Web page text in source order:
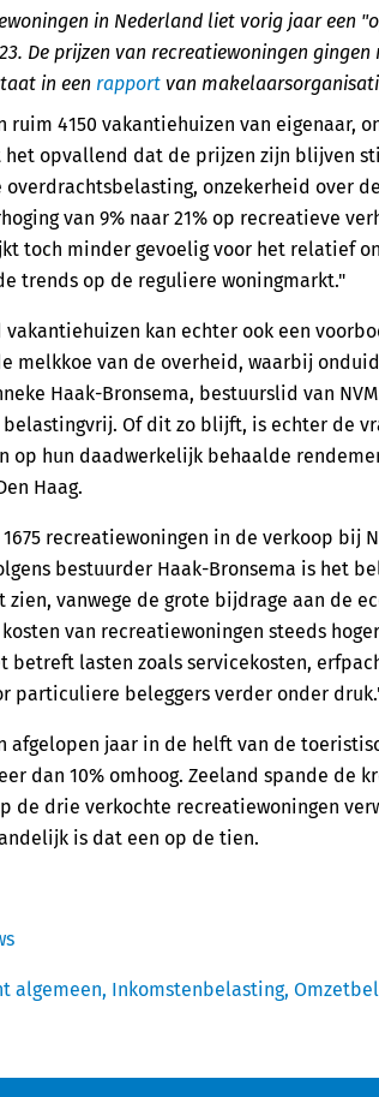
in Nederland liet vorig jaar een
De prijzen van recreatiewoningen
in een rapport van
ruim 4150 vakantiehuizen van eigenaar,
het opvallend dat de prijzen zijn blijven
overdrachtsbelasting, onzekerheid over
van 9% naar 21% op recreatieve
toch minder gevoelig voor het relatief
trends op de reguliere woningmarkt."
kan echter ook een
melkkoe van de overheid, waarbij
Haak-Bronsema, bestuurslid van
Of dit zo blijft, is echter de
op hun daadwerkelijk behaalde
Haag.
recreatiewoningen in de verkoop bij
bestuurder Haak-Bronsema is het
vanwege de grote bijdrage aan de
van recreatiewoningen steeds
betreft lasten zoals servicekosten,
particuliere beleggers verder onder
afgelopen jaar in de helft van de
dan 10% omhoog. Zeeland spande de
de drie verkochte recreatiewoningen
is dat een op de tien.
algemeen, Inkomstenbelasting,